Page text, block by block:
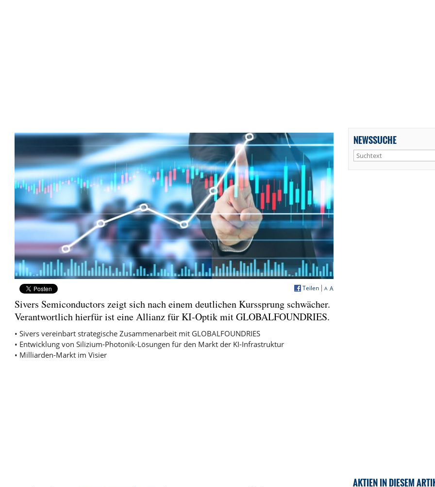
A
A
Teilen
Sivers Semiconductors zeigt sich nach einem deutlichen Kurssprung schwächer.
Verantwortlich hierfür ist eine Allianz für KI-Optik mit GLOBALFOUNDRIES.
• Sivers vereinbart strategische Zusammenarbeit mit GLOBALFOUNDRIES
• Entwicklung von Silizium-Photonik-Lösungen für den Markt der KI-Infrastruktur
• Milliarden-Markt im Visier
NEWSSUCHE
AKTIEN IN DIESEM